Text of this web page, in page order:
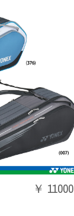
￥ 11000